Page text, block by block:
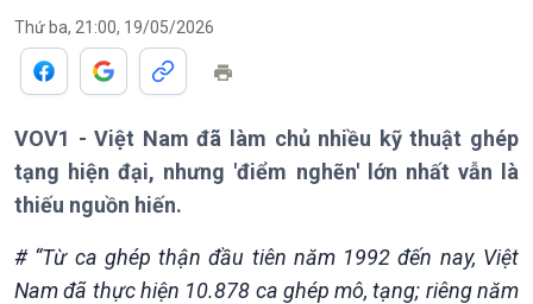
Giới thiệu
Thời sự
Thứ ba, 21:00, 19/05/2026
VOV1 - Việt Nam đã làm chủ nhiều kỹ thuật ghép
tạng hiện đại, nhưng 'điểm nghẽn' lớn nhất vẫn là
thiếu nguồn hiến.
# “Từ ca ghép thận đầu tiên năm 1992 đến nay, Việt
Nam đã thực hiện 10.878 ca ghép mô, tạng; riêng năm